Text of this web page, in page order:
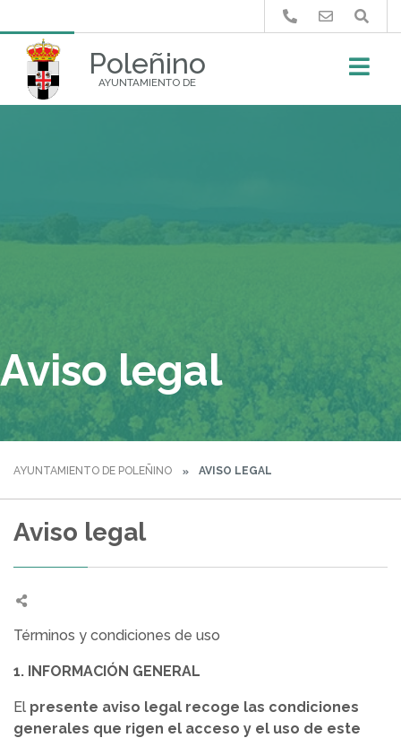
Poleñino
AYUNTAMIENTO DE
Buscar
Aviso legal
AYUNTAMIENTO DE POLEÑINO AVISO LEGAL
Aviso legal
Términos y condiciones de uso
1. INFORMACIÓN GENERAL
El presente aviso legal recoge las condiciones
generales que rigen el acceso y el uso de este